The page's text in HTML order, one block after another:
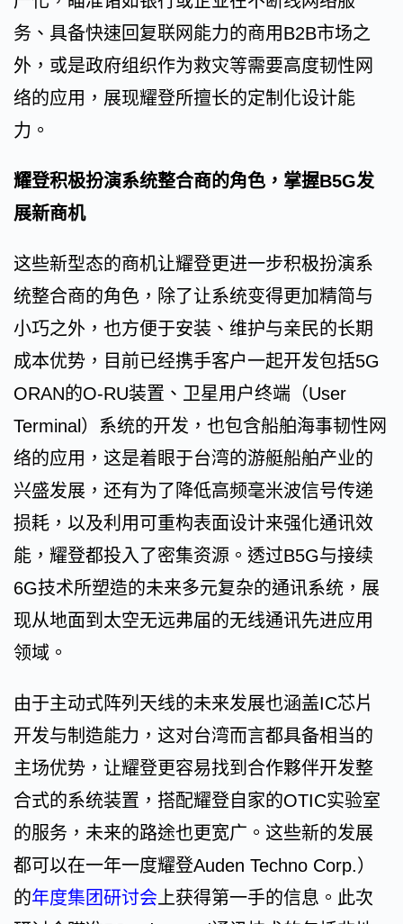
务、具备快速回复联网能力的商用B2B市场之
外，或是政府组织作为救灾等需要高度韧性网
络的应用，展现耀登所擅长的定制化设计能
力。
耀登积极扮演系统整合商的角色，掌握B5G发
展新商机
这些新型态的商机让耀登更进一步积极扮演系
统整合商的角色，除了让系统变得更加精简与
小巧之外，也方便于安装、维护与亲民的长期
成本优势，目前已经携手客户一起开发包括5G
ORAN的O-RU装置、卫星用户终端（User
Terminal）系统的开发，也包含船舶海事韧性网
络的应用，这是着眼于台湾的游艇船舶产业的
兴盛发展，还有为了降低高频毫米波信号传递
损耗，以及利用可重构表面设计来强化通讯效
能，耀登都投入了密集资源。透过B5G与接续
6G技术所塑造的未来多元复杂的通讯系统，展
现从地面到太空无远弗届的无线通讯先进应用
领域。
由于主动式阵列天线的未来发展也涵盖IC芯片
开发与制造能力，这对台湾而言都具备相当的
主场优势，让耀登更容易找到合作夥伴开发整
合式的系统装置，搭配耀登自家的OTIC实验室
的服务，未来的路途也更宽广。这些新的发展
都可以在一年一度耀登Auden Techno Corp.）
的年度集团研讨会上获得第一手的信息。此次